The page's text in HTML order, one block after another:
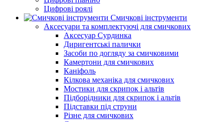
Цифрові роялі
Смичкові інструменти
Аксесуари та комплектуючі для смичкових
Аксесуар Сурдинка
Диригентські палички
Засоби по догляду за смичковими
Камертони для смичкових
Каніфоль
Кілкова механіка для смичкових
Мостики для скрипок і альтів
Підборiдники для скрипок і альтів
Підставки під струни
Різне для смичкових